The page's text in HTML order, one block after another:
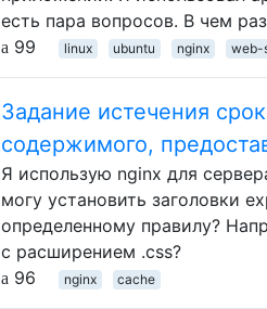
есть пара вопросов. В чем
99
linux ubuntu nginx web-
Задание истечения
содержимого,
Я использую nginx для
могу установить заголовки
определенному правилу?
с расширением .css?
96
nginx cache